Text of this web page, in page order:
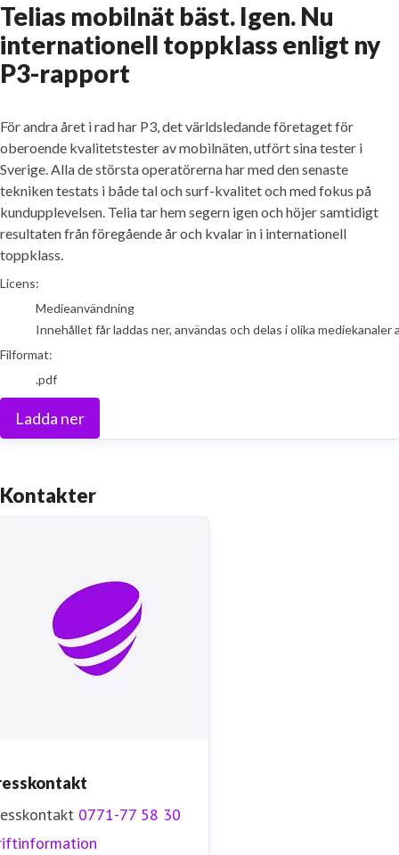
Telias mobilnät bäst. Igen. Nu
internationell toppklass enligt ny
P3-rapport
För andra året i rad har P3, det världsledande företaget för
oberoende kvalitetstester av mobilnäten, utfört sina tester i
Sverige. Alla de största operatörerna har med den senaste
tekniken testats i både tal och surf-kvalitet och med fokus på
kundupplevelsen. Telia tar hem segern igen och höjer samtidigt
resultaten från föregående år och kvalar in i internationell
toppklass.
go to media item
Licens:
Medieanvändning
Innehållet får laddas ner, användas och delas i olika
Filformat:
.pdf
Ladda ner
Kontakter
0771-77 58 30